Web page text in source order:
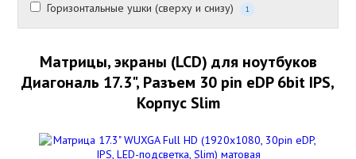
Горизонтальные ушки (сверху и снизу) 1
Матрицы, экраны (LCD) для ноутбуков
Диагональ 17.3", Разъем 30 pin eDP 6bit IPS,
Корпус Slim